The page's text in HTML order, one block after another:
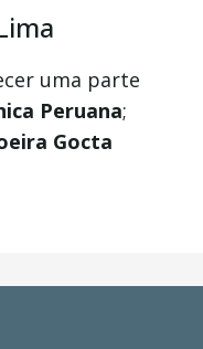
uma parte
Peruana;
Gocta
mundo) e
um pouco
Faremos um